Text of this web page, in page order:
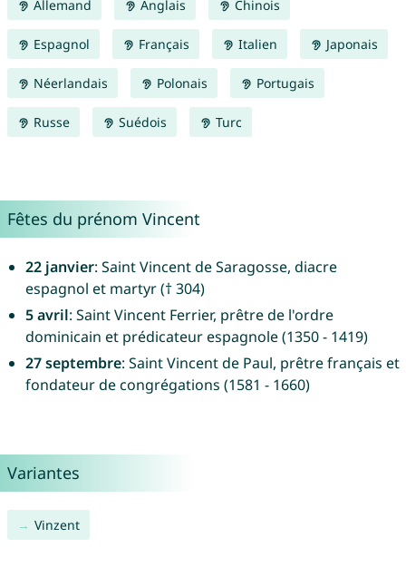
Allemand Anglais Chinois
Espagnol Français Italien Japonais
Néerlandais Polonais Portugais
Russe Suédois Turc
Fêtes du prénom Vincent
22 janvier: Saint Vincent de Saragosse, diacre
espagnol et martyr († 304)
5 avril: Saint Vincent Ferrier, prêtre de l'ordre
dominicain et prédicateur espagnole (1350 - 1419)
27 septembre: Saint Vincent de Paul, prêtre français et
fondateur de congrégations (1581 - 1660)
Variantes
Vinzent